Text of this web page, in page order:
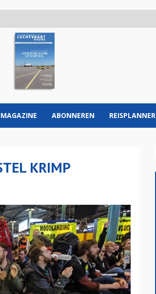
MAGAZINE ABONNEREN REISPLANNER
KRIMP